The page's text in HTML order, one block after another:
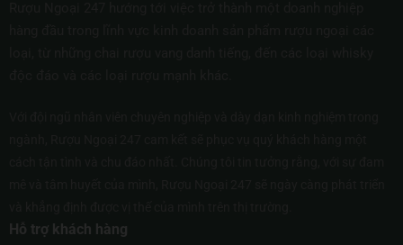
Hỗ trợ khách hàng